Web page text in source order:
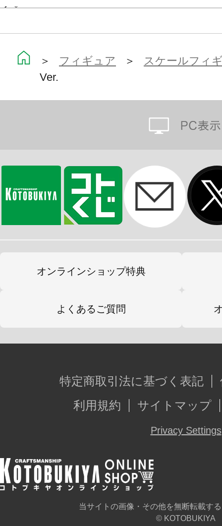
※画像は試作品です。実際の商品と
＞ フィギュア ＞ スケールフィ
Ver.
オンラインショップ特典
よくあるご質問
特定商取引法に基づく表記
利用規約
サイトマップ
Privacy Settings
当サイトの画像・その他を無断転載す
© KOTOBUKIYA